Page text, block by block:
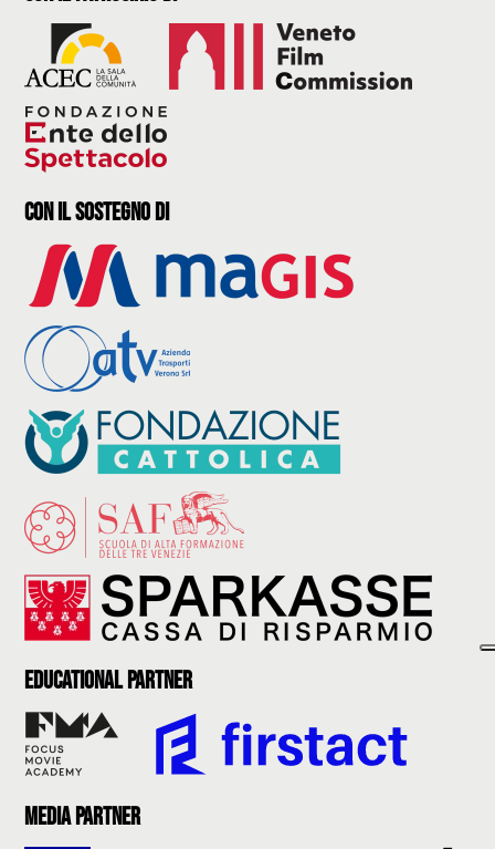
con il sostegno di
Educational partner
Media partner